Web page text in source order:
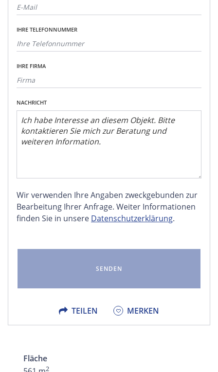
IHRE TELEFONNUMMER
IHRE FIRMA
NACHRICHT
Wir verwenden Ihre Angaben zweckgebunden zur
Bearbeitung Ihrer Anfrage. Weiter Informationen
finden Sie in unsere Datenschutzerklärung.
TEILEN
FACEBOOK
X
MERKEN
Fläche
2